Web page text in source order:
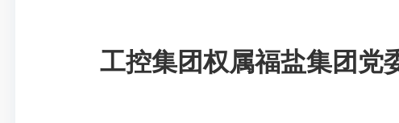
工控集团权属福盐集团党